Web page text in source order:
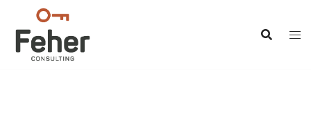
contenido